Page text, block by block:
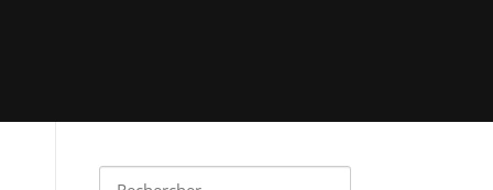
Rechercher :